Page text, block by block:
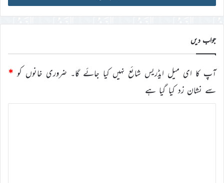
ڈی
درج
کریں
جواب دیں
آپ کا ای میل ایڈریس شائع نہیں کیا جائے گا۔ ضروری خانوں کو *
سے نشان زد کیا گیا ہے